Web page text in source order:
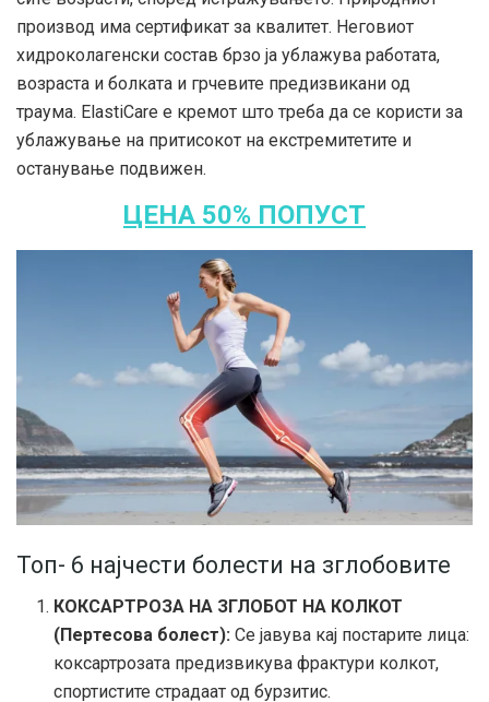
производ има сертификат за квалитет. Неговиот
хидроколагенски состав брзо ја ублажува работата,
возраста и болката и грчевите предизвикани од
траума. ElastiCare е кремот што треба да се користи за
ублажување на притисокот на екстремитетите и
останување подвижен.
ЦЕНА 50% ПОПУСТ
Топ- 6 најчести болести на зглобовите
КОКСАРТРОЗА НА ЗГЛОБОТ НА КОЛКОТ
(Пертесова болест): Се јавува кај постарите лица:
коксартрозата предизвикува фрактури колкот,
спортистите страдаат од бурзитис.